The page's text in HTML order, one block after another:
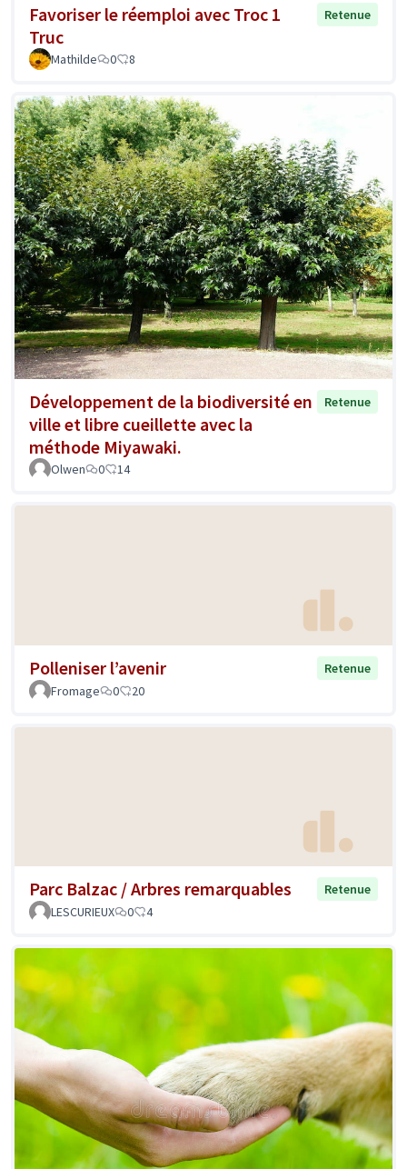
Favoriser le réemploi avec Troc 1
Truc
Retenue
Mathilde 0 8
Développement de la biodiversité en
ville et libre cueillette avec la
méthode Miyawaki.
Retenue
Olwen 0 14
Polleniser l’avenir
Retenue
Fromage
0 20
Parc Balzac / Arbres remarquables
Retenue
LESCURIEUX
0 4